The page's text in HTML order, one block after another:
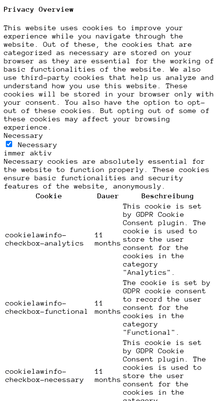
Privacy Overview
This website uses cookies to improve your
experience while you navigate through the
website. Out of these, the cookies that are
categorized as necessary are stored on your
browser as they are essential for the working of
basic functionalities of the website. We also
use third-party cookies that help us analyze and
understand how you use this website. These
cookies will be stored in your browser only with
your consent. You also have the option to opt-
out of these cookies. But opting out of some of
these cookies may affect your browsing
experience.
Necessary
Necessary
immer aktiv
Necessary cookies are absolutely essential for
the website to function properly. These cookies
ensure basic functionalities and security
features of the website, anonymously.
Cookie
Dauer Beschreibung
cookielawinfo-
checkbox-analytics
11
months
This cookie is set
by GDPR Cookie
Consent plugin. The
cookie is used to
store the user
consent for the
cookies in the
category
"Analytics".
cookielawinfo-
checkbox-functional
11
months
The cookie is set by
GDPR cookie consent
to record the user
consent for the
cookies in the
category
"Functional".
cookielawinfo-
checkbox-necessary
11
months
This cookie is set
by GDPR Cookie
Consent plugin. The
cookies is used to
store the user
consent for the
cookies in the